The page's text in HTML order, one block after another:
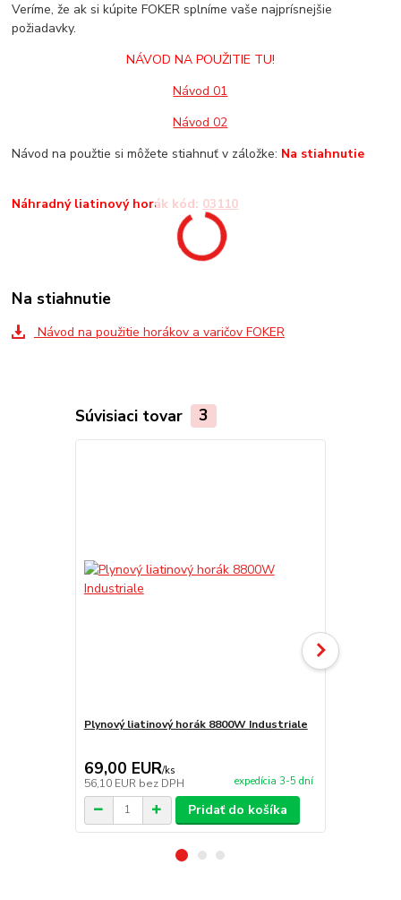
Veríme, že ak si kúpite FOKER splníme vaše najprísnejšie
požiadavky.
NÁVOD NA POUŽITIE TU!
Návod 01
Návod 02
Návod na použtie si môžete stiahnuť v záložke: Na stiahnutie
Náhradný liatinový horák kód: 03110
Na stiahnutie
Návod na použitie horákov a varičov FOKER
Súvisiaci tovar 3
Plynový liatinový horák 8800W Industriale
69,00 EUR/ks
56,10 EUR bez DPH expedícia 3-5 dní
Pridať do košíka